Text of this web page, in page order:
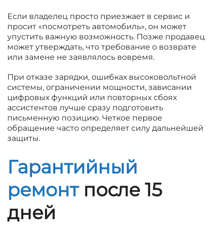
Если владелец просто приезжает в сервис и
просит «посмотреть автомобиль», он может
упустить важную возможность. Позже продавец
может утверждать, что требование о возврате
или замене не заявлялось вовремя.
При отказе зарядки, ошибках высоковольтной
системы, ограничении мощности, зависании
цифровых функций или повторных сбоях
ассистентов лучше сразу подготовить
письменную позицию. Четкое первое
обращение часто определяет силу дальнейшей
защиты.
Гарантийный
ремонтпосле 15
дней